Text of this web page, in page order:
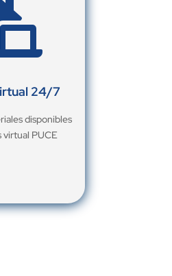
24/7
disponibles
virtual PUCE